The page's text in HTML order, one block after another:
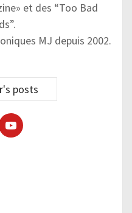
et des “Too Bad
MJ depuis 2002.
posts